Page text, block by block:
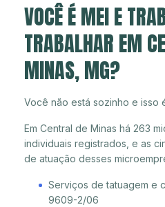
VOCÊ É MEI E
TRABALHAR EM
MINAS, MG?
Você não está sozinho e isso
Em Central de Minas há 263
individuais registrados, e as
de atuação desses
Serviços de tatuagem e
9609-2/06